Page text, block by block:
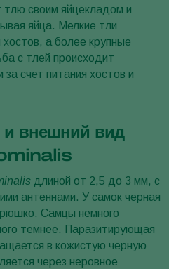
тлю своим яйцекладом и
яйца. Мелкие тли
а более крупные
с тлей происходит
счет питания хостов и
внешний вид
длиной от 2,5 до 3 мм, с
антеннами. У самок черная
Самцы немного
темнее. Паразитирующая
в кожистую черную
через неровное